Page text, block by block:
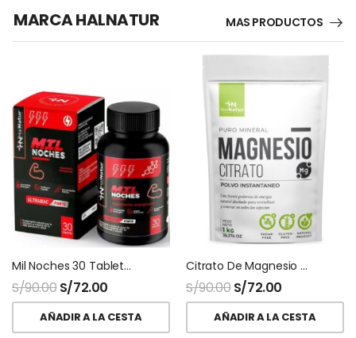
MARCA HALNATUR MAS PRODUCTOS
Mil Noches 30 Tabletas HNhalnatur
S/90.00 S/72.00
AÑADIR A LA CESTA
Citrato De Magnesio Halnatur Doypack
S/90.00 S/72.00
AÑADIR A LA CESTA